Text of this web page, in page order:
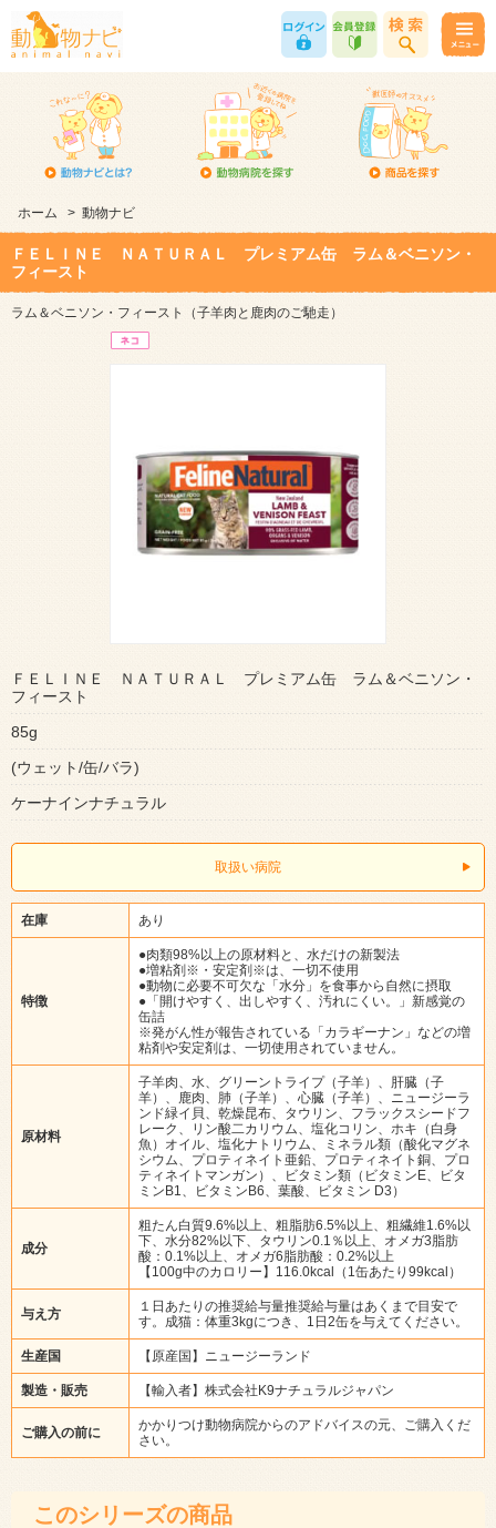
ホーム > 動物ナビ
ＦＥＬＩＮＥ ＮＡＴＵＲＡＬ プレミアム缶 ラム＆ベニソン・
フィースト
ラム＆ベニソン・フィースト（子羊肉と鹿肉のご馳走）
ＦＥＬＩＮＥ ＮＡＴＵＲＡＬ プレミアム缶 ラム＆ベニソン・
フィースト
85g
(ウェット/缶/バラ)
ケーナインナチュラル
取扱い病院
在庫 あり
特徴
●肉類98%以上の原材料と、水だけの新製法
●増粘剤※・安定剤※は、一切不使用
●動物に必要不可欠な「水分」を食事から自然に摂取
●「開けやすく、出しやすく、汚れにくい。」新感覚の
缶詰
※発がん性が報告されている「カラギーナン」などの増
粘剤や安定剤は、一切使用されていません。
原材料
子羊肉、水、グリーントライプ（子羊）、肝臓（子
羊）、鹿肉、肺（子羊）、心臓（子羊）、ニュージーラ
ンド緑イ貝、乾燥昆布、タウリン、フラックスシードフ
レーク、リン酸二カリウム、塩化コリン、ホキ（白身
魚）オイル、塩化ナトリウム、ミネラル類（酸化マグネ
シウム、プロティネイト亜鉛、プロティネイト銅、プロ
ティネイトマンガン）、ビタミン類（ビタミンE、ビタ
ミンB1、ビタミンB6、葉酸、ビタミン D3）
成分
粗たん白質9.6%以上、粗脂肪6.5%以上、粗繊維1.6%以
下、水分82%以下、タウリン0.1％以上、オメガ3脂肪
酸：0.1%以上、オメガ6脂肪酸：0.2%以上
【100g中のカロリー】116.0kcal（1缶あたり99kcal）
与え方
１日あたりの推奨給与量推奨給与量はあくまで目安で
す。成猫：体重3kgにつき、1日2缶を与えてください。
生産国 【原産国】ニュージーランド
製造・販売 【輸入者】株式会社K9ナチュラルジャパン
ご購入の前に
かかりつけ動物病院からのアドバイスの元、ご購入くだ
さい。
このシリーズの商品